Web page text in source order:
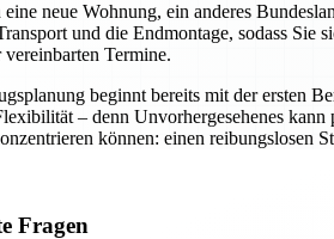
neue Wohnung, ein anderes
und die Endmontage, sodass
Termine.
beginnt bereits mit der ersten
– denn Unvorhergesehenes
können: einen reibungslosen
Fragen